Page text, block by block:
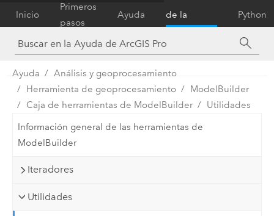
Inicio
Primeros
pasos
Ayuda
de la
herramienta
Python
Ayuda
Análisis y geoprocesamiento
Herramienta de geoprocesamiento
ModelBuilder
Caja de herramientas de ModelBuilder
Utilidades
Información general de las herramientas de
ModelBuilder
Iteradores
Utilidades